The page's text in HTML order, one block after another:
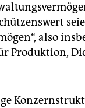
also
Produktion,